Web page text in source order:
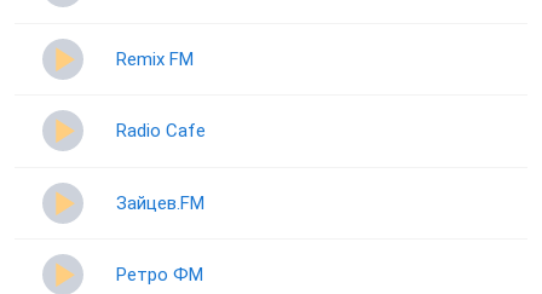
Remix FM
Radio Cafe
Зайцев.FM
Ретро ФМ